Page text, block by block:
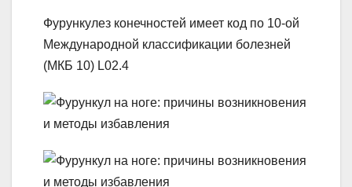
Фурункулез конечностей имеет код по 10-ой
Международной классификации болезней
(МКБ 10) L02.4